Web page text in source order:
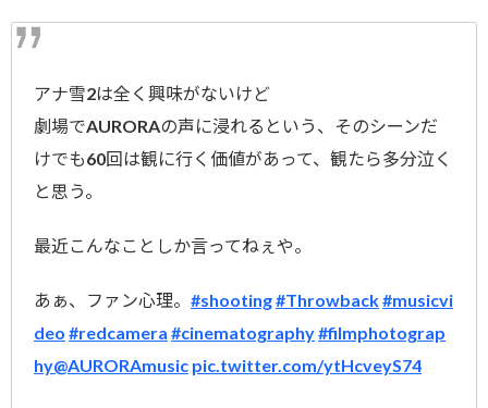
アナ雪2は全く興味がないけど
劇場でAURORAの声に浸れるという、そのシーンだ
けでも60回は観に行く価値があって、観たら多分泣く
と思う。
最近こんなことしか言ってねぇや。
あぁ、ファン心理。 #shooting#Throwback#musicvi
deo #redcamera #cinematography#filmphotograp
hy@AURORAmusic pic.twitter.com/ytHcveyS74